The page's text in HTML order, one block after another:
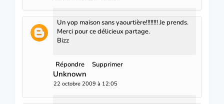
Un yop maison sans yaourtière!!!!!!!! Je prends.
Merci pour ce délicieux partage.
Bizz
Répondre Supprimer
Unknown
22 octobre 2009 à 12:05